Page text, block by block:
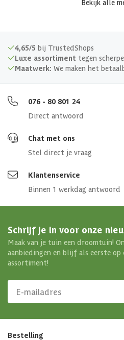
Bekijk alle
4,65/5 bij TrustedShops
Luxe assortiment tegen
Maatwerk: We maken het
076 - 80 801 24
Direct antwoord
Chat met ons
Stel direct je vraag
Klantenservice
Binnen 1 werkdag antwoord
Schrijf je in voor onze
Maak van je tuin een droomtuin!
aanbiedingen en blijf als eerste op
assortiment!
Bestelling